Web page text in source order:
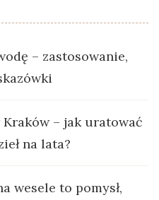
– zastosowanie,
– jak uratować
na lata?
wesele to pomysł,